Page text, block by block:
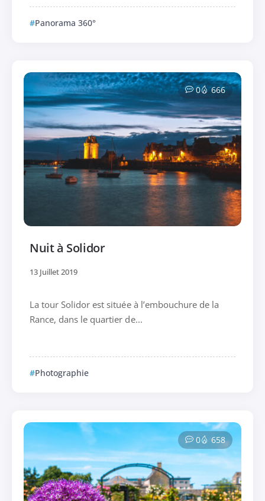
Panorama 360°
0 666
Nuit à Solidor
13 Juillet 2019
La tour Solidor est située à l’embouchure de la
Rance, dans le quartier de...
Photographie
0 658